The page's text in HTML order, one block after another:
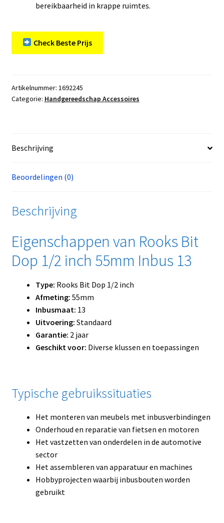
bereikbaarheid in krappe ruimtes.
Check Beste Prijs
Artikelnummer: 1692245
Categorie: Handgereedschap Accessoires
Beschrijving
Beoordelingen (0)
Beschrijving
Eigenschappen van Rooks Bit
Dop 1/2 inch 55mm Inbus 13
Type: Rooks Bit Dop 1/2 inch
Afmeting: 55mm
Inbusmaat: 13
Uitvoering: Standaard
Garantie: 2 jaar
Geschikt voor: Diverse klussen en toepassingen
Typische gebruikssituaties
Het monteren van meubels met inbusverbindingen
Onderhoud en reparatie van fietsen en motoren
Het vastzetten van onderdelen in de automotive
sector
Het assembleren van apparatuur en machines
Hobbyprojecten waarbij inbusbouten worden
gebruikt